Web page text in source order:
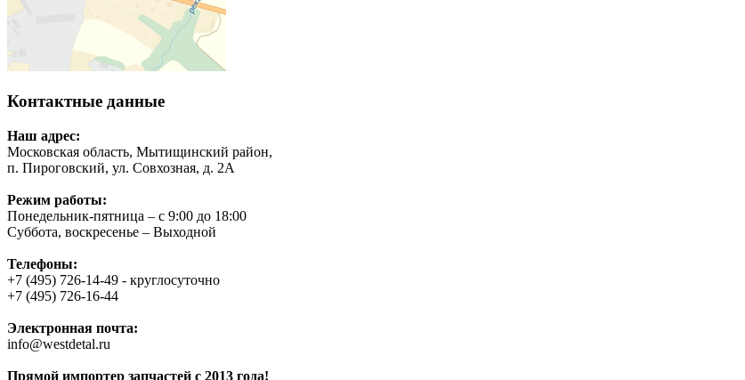
Контактные данные
Наш адрес:
Московская область, Мытищинский район,
п. Пироговский, ул. Совхозная, д. 2А
Режим работы:
Понедельник-пятница – с 9:00 до 18:00
Суббота, воскресенье – Выходной
Телефоны:
+7 (495) 726-14-49 - круглосуточно
+7 (495) 726-16-44
Электронная почта:
info@westdetal.ru
Прямой импортер запчастей с 2013 года!